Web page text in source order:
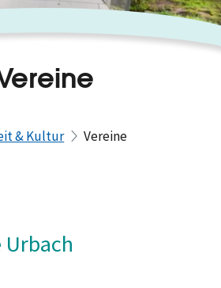
& Kultur Vereine